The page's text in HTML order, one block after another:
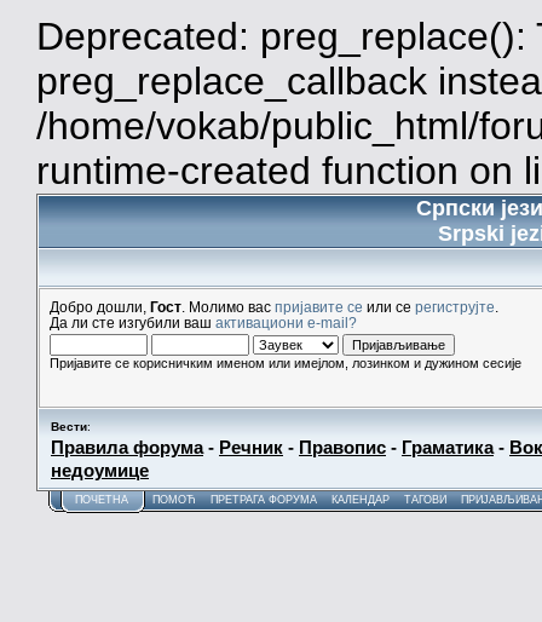
Deprecated:
preg_replace_callback
/home/vokab/public_html/
runtime-created function on
Српски
Srpski
Добро дошли, Гост . Молимо вас пријавите се или се региструјте
Да ли сте изгубили ваш активациони e-mail?
Пријавите се корисничким именом или имејлом, лозинком и дужином сесије
Вести:
Правила форума- Речник - Правопис - Граматика-
недоумице
ПОЧЕТНА ПОМОЋ ПРЕТРАГА ФОРУМА КАЛЕНДАР ТАГОВИ